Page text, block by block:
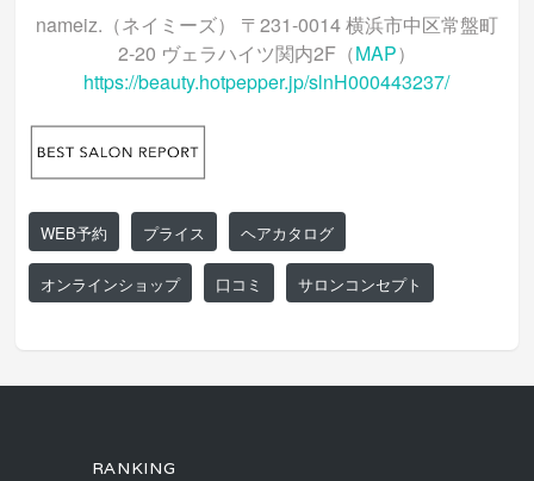
nameiz.（ネイミーズ） 〒231-0014 横浜市中区常盤町
2-20 ヴェラハイツ関内2F（MAP）
https://beauty.hotpepper.jp/slnH000443237/
WEB予約 プライス ヘアカタログ
オンラインショップ 口コミ サロンコンセプト
RANKING